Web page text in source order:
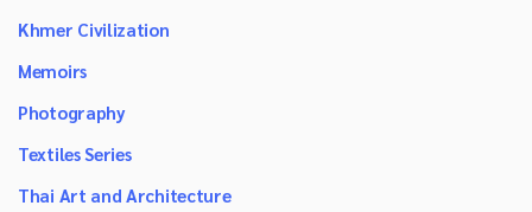
Khmer Civilization
Memoirs
Photography
Textiles Series
Thai Art and Architecture